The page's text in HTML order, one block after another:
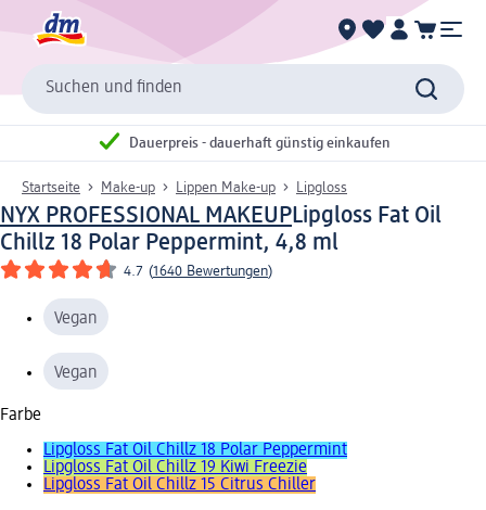
Suchen und finden
Dauerpreis - dauerhaft günstig einkaufen
Startseite Make-up Lippen Make-up Lipgloss
NYX PROFESSIONAL MAKEUPLipgloss Fat Oil
Chillz 18 Polar Peppermint, 4,8 ml
4.7 (1640 Bewertungen)
Vegan
Vegan
Farbe
Lipgloss Fat Oil Chillz 18 Polar Peppermint
Lipgloss Fat Oil Chillz 19 Kiwi Freezie
Lipgloss Fat Oil Chillz 15 Citrus Chiller